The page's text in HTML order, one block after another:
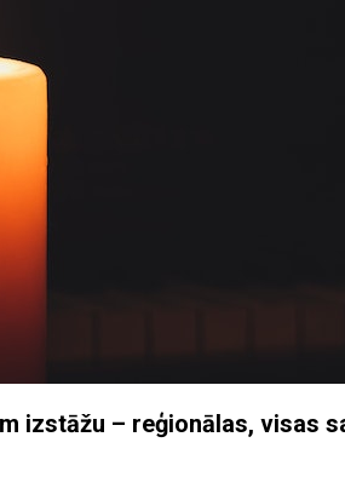
izstāžu – reģionālas, visas